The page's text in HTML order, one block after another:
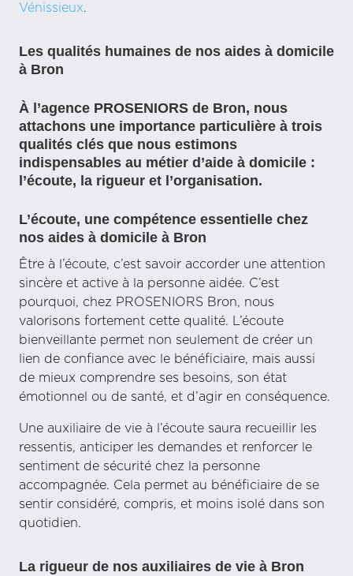
Vénissieux.
Les qualités humaines de nos aides à domicile
à Bron
À l’agence PROSENIORS de Bron, nous
attachons une importance particulière à trois
qualités clés que nous estimons
indispensables au métier d’aide à domicile :
l’écoute, la rigueur et l’organisation.
L’écoute, une compétence essentielle chez
nos aides à domicile à Bron
Être à l’écoute, c’est savoir accorder une attention
sincère et active à la personne aidée. C’est
pourquoi, chez PROSENIORS Bron, nous
valorisons fortement cette qualité. L’écoute
bienveillante permet non seulement de créer un
lien de confiance avec le bénéficiaire, mais aussi
de mieux comprendre ses besoins, son état
émotionnel ou de santé, et d’agir en conséquence.
Une auxiliaire de vie à l’écoute saura recueillir les
ressentis, anticiper les demandes et renforcer le
sentiment de sécurité chez la personne
accompagnée. Cela permet au bénéficiaire de se
sentir considéré, compris, et moins isolé dans son
quotidien.
La rigueur de nos auxiliaires de vie à Bron